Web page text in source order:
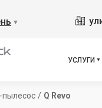
▼
УСЛУГИ
пылесос / Q Revo